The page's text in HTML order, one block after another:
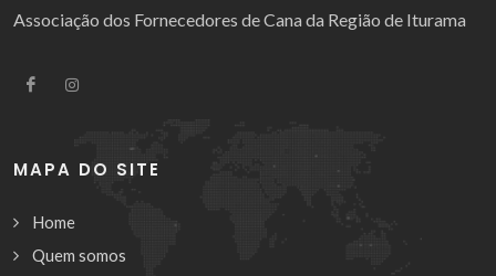
Associação dos Fornecedores de Cana da Região de Iturama
MAPA DO SITE
Home
Quem somos